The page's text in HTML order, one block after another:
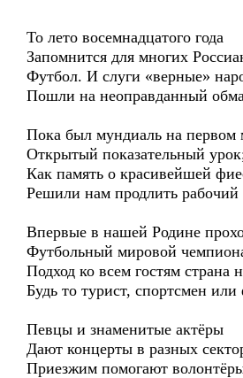
То лето восемнадцатого года
Запомнится для многих
Футбол. И слуги «верные»
Пошли на неоправданный
Пока был мундиаль на первом
Открытый показательный
Как память о красивейшей
Решили нам продлить рабочий
Впервые в нашей Родине
Футбольный мировой
Подход ко всем гостям страна
Будь то турист, спортсмен или
Певцы и знаменитые актёры
Дают концерты в разных
Приезжим помогают